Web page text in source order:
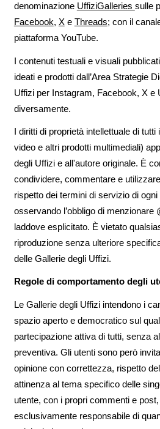
denominazione UffiziGalleries sulle
Facebook, Xe Threads; con il
piattaforma YouTube.
I contenuti testuali e visuali
ideati e prodotti dall’Area Strategie
Uffizi per Instagram, Facebook, X e
diversamente.
I diritti di proprietà intellettuale di tutti
video e altri prodotti multimediali)
degli Uffizi e all'autore originale. È
condividere, commentare e
rispetto dei termini di servizio di
osservando l’obbligo di menzionare
laddove esplicitato. È vietato
riproduzione senza ulteriore
delle Gallerie degli Uffizi.
Regole di comportamento degli
Le Gallerie degli Uffizi intendono i
spazio aperto e democratico sul
partecipazione attiva di tutti, senza
preventiva. Gli utenti sono però
opinione con correttezza, rispetto
attinenza al tema specifico delle
utente, con i propri commenti e
esclusivamente responsabile di